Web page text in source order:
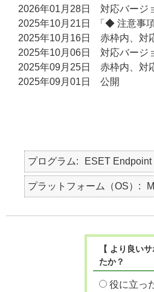
2026年01月28日 対応バージ
2025年10月21日 「◆ 注意事
2025年10月16日 赤枠内、対
2025年10月06日 対応バージ
2025年09月25日 赤枠内、対
2025年09月01日 公開
プログラム ESET Endpoint
プラットフォーム（OS）
【 より良い
たか？
役に立っ